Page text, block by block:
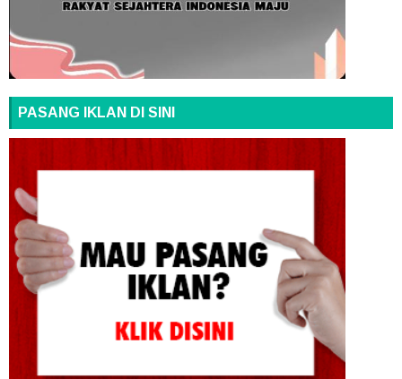
PASANG IKLAN DI SINI